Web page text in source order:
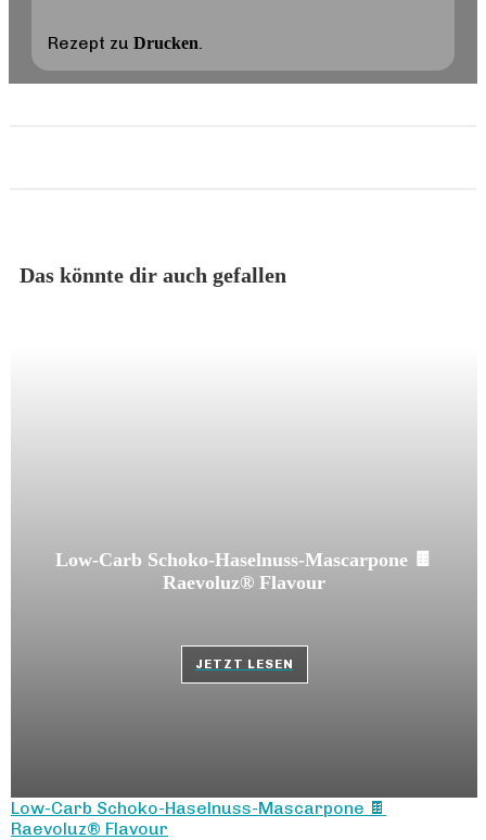
Rezept zu Drucken.
Das könnte dir auch gefallen
Low-Carb Schoko-Haselnuss-Mascarpone 🍫
Raevoluz® Flavour
JETZT LESEN
Low-Carb Schoko-Haselnuss-Mascarpone 🍫
Raevoluz® Flavour